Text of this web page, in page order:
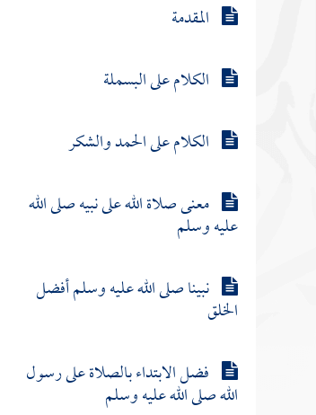
المقدمة
الكلام على البسملة
الكلام على الحمد والشكر
معنى صلاة الله على نبيه صلى الله
عليه وسلم
نبينا صلى الله عليه وسلم أفضل
الخلق
فضل الابتداء بالصلاة على رسول
الله صلى الله عليه وسلم